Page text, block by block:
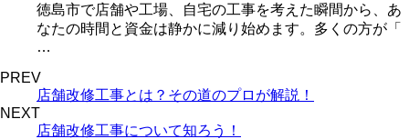
徳島市で店舗や工場、自宅の工事を考えた瞬間から、あ
なたの時間と資金は静かに減り始めます。多くの方が「
…
PREV
店舗改修工事とは？その道のプロが解説！
NEXT
店舗改修工事について知ろう！